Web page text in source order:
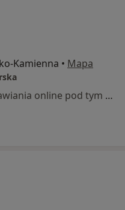
Kamienna • Mapa
Specjalista nie oferuje umawiania online pod tym adresem.